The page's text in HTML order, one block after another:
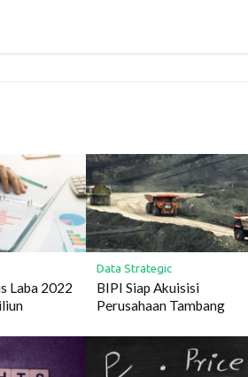
Laba 2022
Data Strategic
BIPI Siap Akuisisi
Perusahaan Tambang